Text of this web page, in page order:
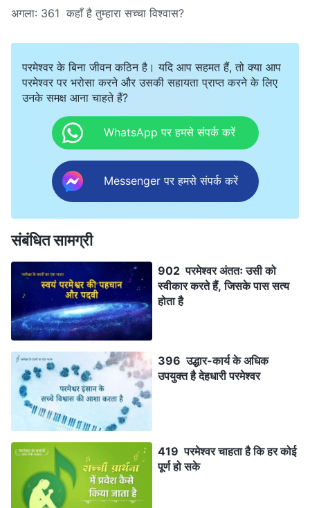
अगला: 361 कहाँ है तुम्हारा सच्चा विश्वास?
परमेश्वर के बिना जीवन कठिन है। यदि आप सहमत हैं, तो क्या आप
परमेश्वर पर भरोसा करने और उसकी सहायता प्राप्त करने के लिए
उनके समक्ष आना चाहते हैं?
WhatsApp पर हमसे संपर्क करें
Messenger पर हमसे संपर्क करें
संबंधित सामग्री
902 परमेश्वर अंततः उसी को
स्वीकार करते हैं, जिसके पास सत्य
होता है
396 उद्धार-कार्य के अधिक
उपयुक्त है देहधारी परमेश्वर
419 परमेश्वर चाहता है कि हर कोई
पूर्ण हो सके